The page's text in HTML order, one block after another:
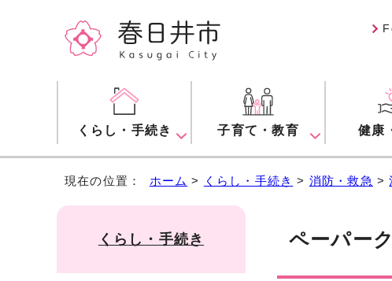
くらし・手続き 子育て・教育 健康
現在の位置： ホーム > くらし・手続き > 消防・救急 >
ペーパー
くらし・手続き